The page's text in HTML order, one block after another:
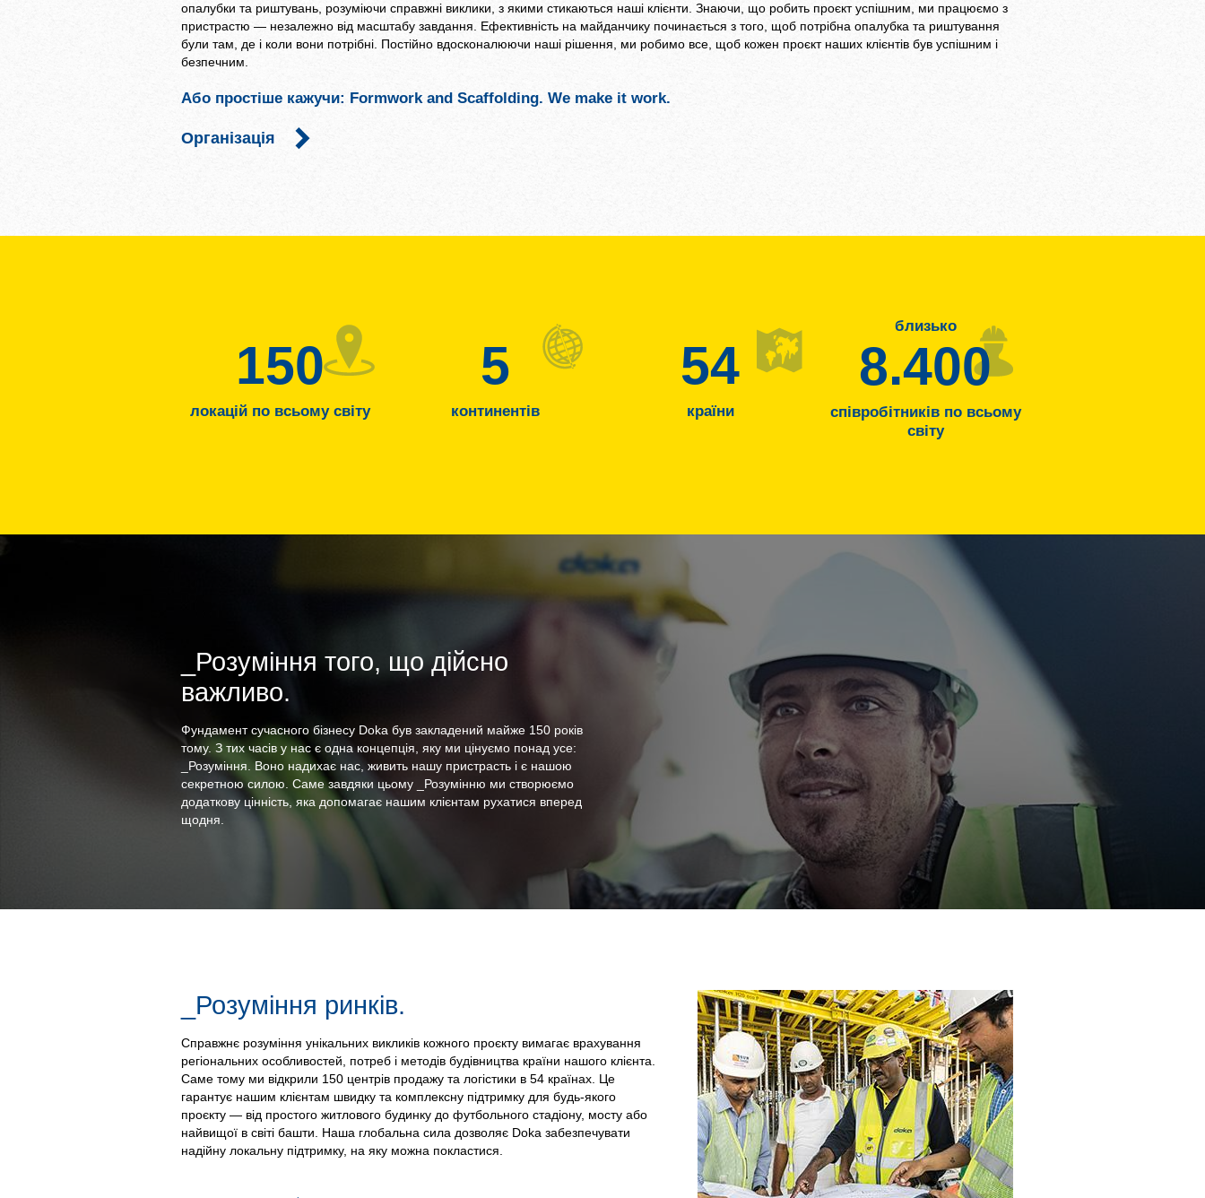
опалубки та риштувань, розуміючи справжні виклики, з якими стикаються наші клієнти. Знаючи, що робить проєкт успішним, ми працюємо з
пристрастю — незалежно від масштабу завдання. Ефективність на майданчику починається з того, щоб потрібна опалубка та риштування
були там, де і коли вони потрібні. Постійно вдосконалюючи наші рішення, ми робимо все, щоб кожен проєкт наших клієнтів був успішним і
безпечним.
Або простіше кажучи: Formwork and Scaffolding. We make it work.
Організація
150
локацій по всьому світу
5
континентів
54
країни
близько
8.400
співробітників по всьому
світу
_Розуміння того, що дійсно
важливо.
Фундамент сучасного бізнесу Doka був закладений майже 150 років
тому. З тих часів у нас є одна концепція, яку ми цінуємо понад усе:
_Розуміння. Воно надихає нас, живить нашу пристрасть і є нашою
секретною силою. Саме завдяки цьому _Розумінню ми створюємо
додаткову цінність, яка допомагає нашим клієнтам рухатися вперед
щодня.
_Розуміння ринків.
Справжнє розуміння унікальних викликів кожного проєкту вимагає врахування
регіональних особливостей, потреб і методів будівництва країни нашого клієнта.
Саме тому ми відкрили 150 центрів продажу та логістики в 54 країнах. Це
гарантує нашим клієнтам швидку та комплексну підтримку для будь-якого
проєкту — від простого житлового будинку до футбольного стадіону, мосту або
найвищої в світі башти. Наша глобальна сила дозволяє Doka забезпечувати
надійну локальну підтримку, на яку можна покластися.